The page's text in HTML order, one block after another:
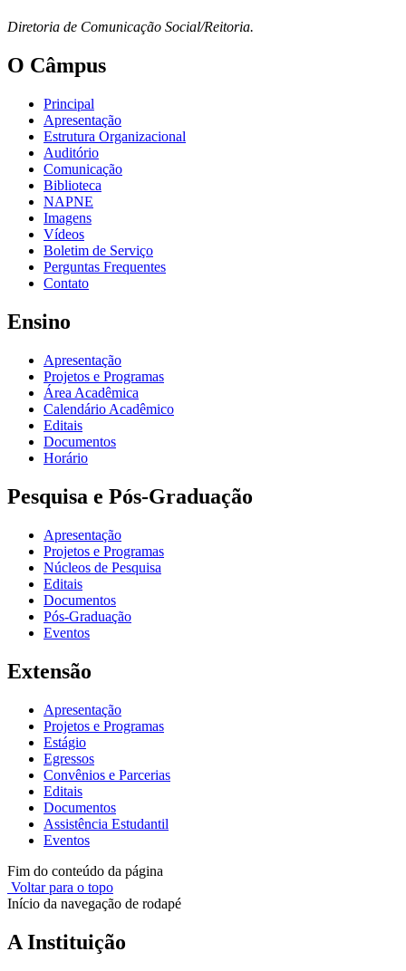
Diretoria de Comunicação Social/Reitoria.
O Câmpus
Principal
Apresentação
Estrutura Organizacional
Auditório
Comunicação
Biblioteca
NAPNE
Imagens
Vídeos
Boletim de Serviço
Perguntas Frequentes
Contato
Ensino
Apresentação
Projetos e Programas
Área Acadêmica
Calendário Acadêmico
Editais
Documentos
Horário
Pesquisa e Pós-Graduação
Apresentação
Projetos e Programas
Núcleos de Pesquisa
Editais
Documentos
Pós-Graduação
Eventos
Extensão
Apresentação
Projetos e Programas
Estágio
Egressos
Convênios e Parcerias
Editais
Documentos
Assistência Estudantil
Eventos
Fim do conteúdo da página
Voltar para o topo
Início da navegação de rodapé
A Instituição